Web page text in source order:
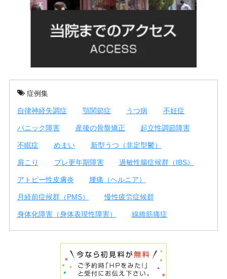
症例集
自律神経失調症 顎関節症 うつ病 不妊症
パニック障害 産後の骨盤矯正 起立性調節障害
不眠症 めまい 新型うつ（非定型鬱）
肩こり プレ更年期障害 過敏性腸症候群（IBS）
アトピー性皮膚炎 腰痛（ヘルニア）
月経前症候群（PMS） 慢性疲労症候群
身体化障害（身体表現性障害） 線維筋痛症